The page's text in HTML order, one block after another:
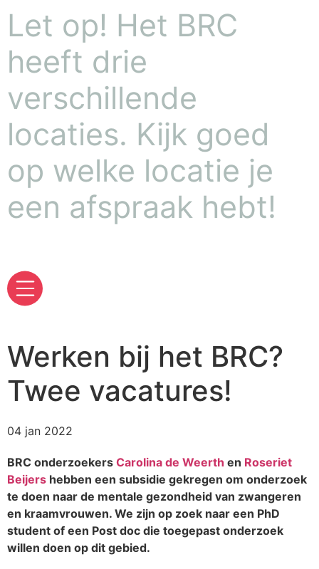
Let op! Het BRC
heeft drie
verschillende
locaties. Kijk goed
op welke locatie je
een afspraak hebt!
Werken bij het BRC?
Twee vacatures!
04 jan 2022
BRC onderzoekers Carolina de Weerth en Roseriet
Beijers hebben een subsidie gekregen om onderzoek
te doen naar de mentale gezondheid van zwangeren
en kraamvrouwen. We zijn op zoek naar een PhD
student of een Post doc die toegepast onderzoek
willen doen op dit gebied.